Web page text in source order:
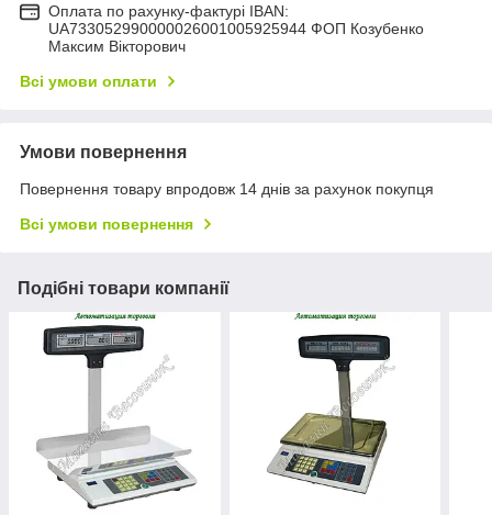
Оплата по рахунку-фактурі IBAN:
UA733052990000026001005925944 ФОП Козубенко
Максим Вікторович
Всі умови оплати
Умови повернення
Повернення товару впродовж 14 днів за рахунок покупця
Всі умови повернення
Подібні товари компанії